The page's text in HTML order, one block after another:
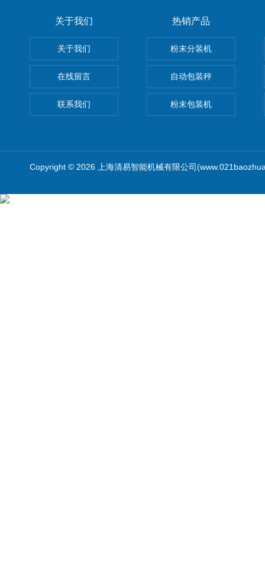
关于我们
关于我们
在线留言
联系我们
热销产品
粉末分装机
自动包装秤
粉末包装机
Copyright © 2026 上海清易智能机械有限公司